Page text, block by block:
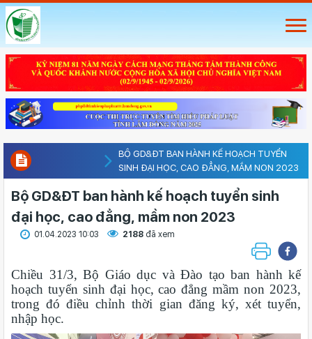
BỘ GD&ĐT BAN HÀNH KẾ HOẠCH TUYỂN
SINH ĐẠI HỌC, CAO ĐẲNG, MẦM NON 2023
Bộ GD&ĐT ban hành kế hoạch tuyển sinh
đại học, cao đẳng, mầm non 2023
01.04.2023 10:03 2188 đã xem
Chiều 31/3, Bộ Giáo dục và Đào tạo ban hành kế
hoạch tuyển sinh đại học, cao đẳng mầm non 2023,
trong đó điều chỉnh thời gian đăng ký, xét tuyển,
nhập học.